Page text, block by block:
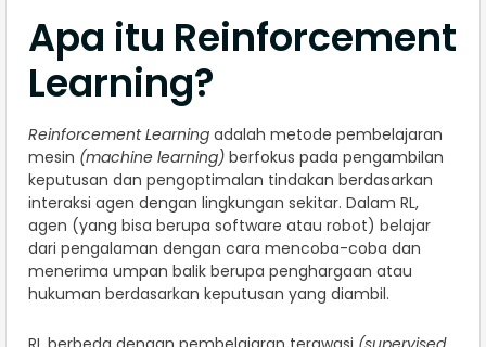
Apa itu Reinforcement
Learning?
Reinforcement Learning adalah metode pembelajaran
mesin (machine learning) berfokus pada pengambilan
keputusan dan pengoptimalan tindakan berdasarkan
interaksi agen dengan lingkungan sekitar. Dalam RL,
agen (yang bisa berupa software atau robot) belajar
dari pengalaman dengan cara mencoba-coba dan
menerima umpan balik berupa penghargaan atau
hukuman berdasarkan keputusan yang diambil.